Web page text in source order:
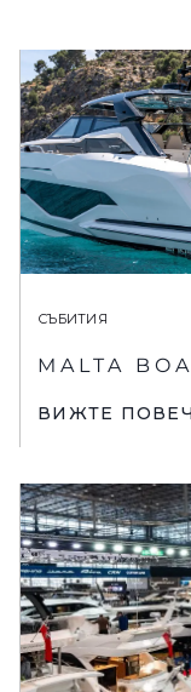
СЪБИТИЯ
MALTA
ВИЖТЕ